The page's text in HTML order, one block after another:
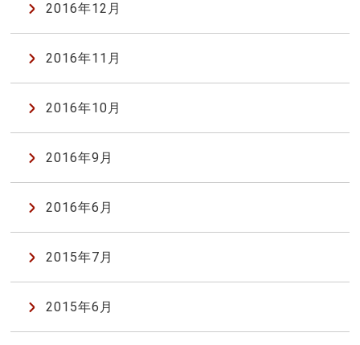
2016年12月
2016年11月
2016年10月
2016年9月
2016年6月
2015年7月
2015年6月